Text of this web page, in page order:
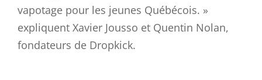
vapotage pour les jeunes Québécois. »
expliquent Xavier Jousso et Quentin Nolan,
fondateurs de Dropkick.